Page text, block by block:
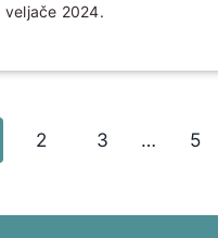
veljače 2024.
2 3 … 5